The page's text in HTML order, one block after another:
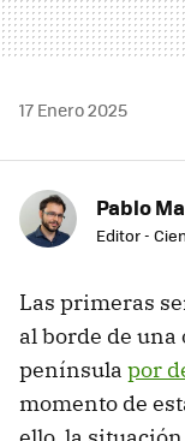
17 Enero 2025
Pablo
Editor -
Las primeras
al borde de una
península por
momento de